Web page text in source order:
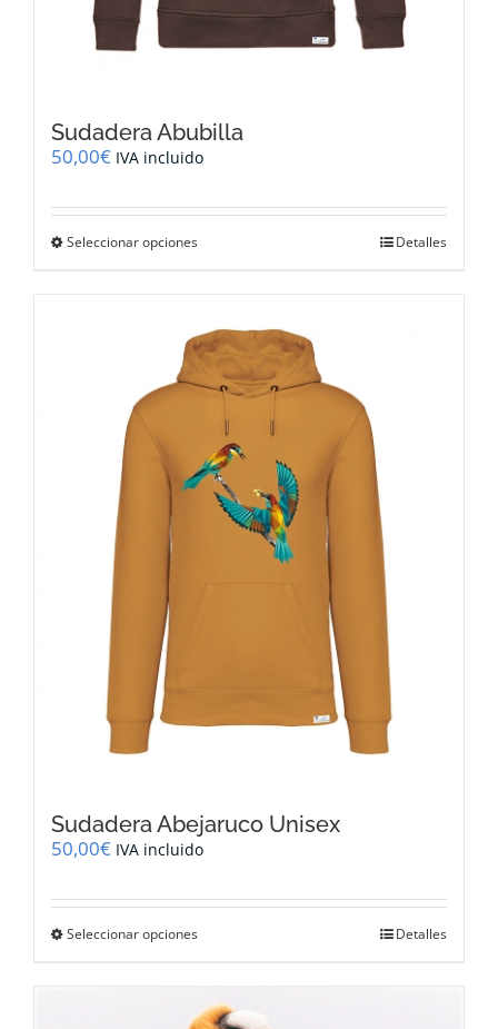
Sudadera Abubilla
50,00€ IVA incluido
Seleccionar opciones
variantes.
Las
opciones
se
pueden
elegir
en
la
página
producto
Detalles
Sudadera Abejaruco Unisex
50,00€ IVA incluido
Seleccionar opciones
múltiples
Detalles